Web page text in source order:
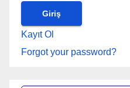
Kayıt Ol
Forgot your password?